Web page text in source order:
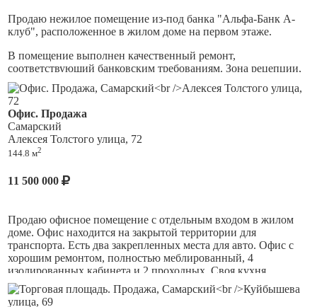
строительство коммерческих объектов.
Продаю нежилое помещение из-под банка "Альфа-Банк А-
клуб", расположенное в жилом доме на первом этаже.
В помещение выполнен качественный ремонт,
соответствующий банковским требованиям. Зона рецепции,
10 комнат для переговоров, кассовый узел, сейфовая комната,
запасной эвакуационный выход, ОПС и т.д.
Есть своя парковка перед помещением на два автомобиля и
на против помещения стихийная.
Отлично подойдет под: банк, салон красоты, медицинский
Офис. Продажа
Самарский
Алексея Толстого улица, 72
144.8 м2
11 500 000
Продаю офисное помещение с отдельным входом в жилом
доме. Офис находится на закрытой территории для
транспорта. Есть два закрепленных места для авто. Офис с
хорошим ремонтом, полностью меблированный, 4
изолированных кабинета и 2 проходных. Своя кухня,
серверная, склад, санузел, доступ 24/7, свой автономный
газовый котел.